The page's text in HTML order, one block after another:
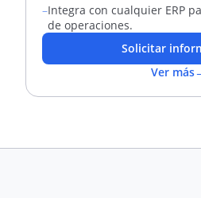
–Integra con cualquier ERP
de operaciones.
Solicitar
Ver más